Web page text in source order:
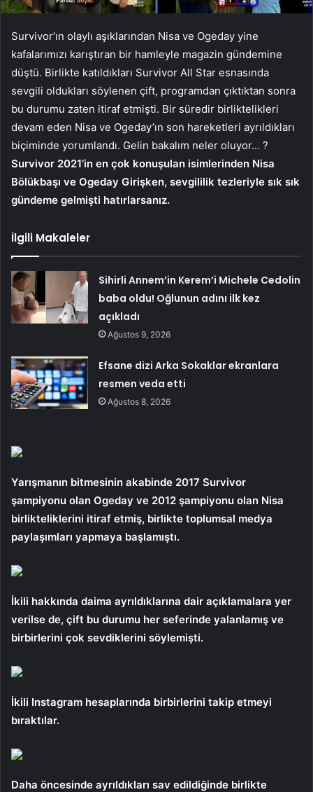
Survivor’ın olaylı aşıklarından Nisa ve Ogeday yine
kafalarımızı karıştıran bir hamleyle magazin gündemine
düştü. Birlikte katıldıkları Survivor All Star esnasında
sevgili oldukları söylenen çift, programdan çıktıktan sonra
bu durumu zaten itiraf etmişti. Bir süredir birliktelikleri
devam eden Nisa ve Ogeday’ın son hareketleri ayrıldıkları
biçiminde yorumlandı. Gelin bakalım neler oluyor… ?
Survivor 2021’in en çok konuşulan isimlerinden Nisa
Bölükbaşı ve Ogeday Girişken, sevgililik tezleriyle sık sık
gündeme gelmişti hatırlarsanız.
İlgili Makaleler
Sihirli Annem’in Kerem’i Michele Cedolin
baba oldu! Oğlunun adını ilk kez
açıkladı
Ağustos 9, 2026
Efsane dizi Arka Sokaklar ekranlara
resmen veda etti
Ağustos 8, 2026
Yarışmanın bitmesinin akabinde 2017 Survivor
şampiyonu olan Ogeday ve 2012 şampiyonu olan Nisa
birlikteliklerini itiraf etmiş, birlikte toplumsal medya
paylaşımları yapmaya başlamıştı.
İkili hakkında daima ayrıldıklarına dair açıklamalara yer
verilse de, çift bu durumu her seferinde yalanlamış ve
birbirlerini çok sevdiklerini söylemişti.
İkili Instagram hesaplarında birbirlerini takip etmeyi
bıraktılar.
Daha öncesinde ayrıldıkları sav edildiğinde birlikte